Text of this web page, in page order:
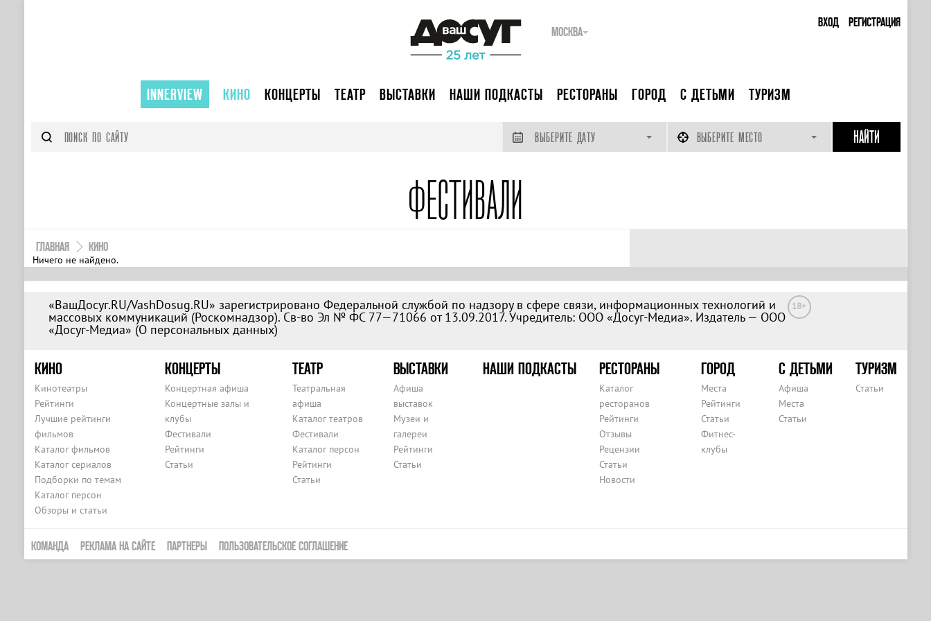
ВХОД РЕГИСТРАЦИЯ
МОСКВА
INNERVIEW КИНО КОНЦЕРТЫ ТЕАТР ВЫСТАВКИ НАШИ ПОДКАСТЫ РЕСТОРАНЫ ГОРОД С ДЕТЬМИ ТУРИЗМ
ВЫБЕРИТЕ ДАТУ ВЫБЕРИТЕ МЕСТО
ФЕСТИВАЛИ
ГЛАВНАЯ КИНО
Ничего не найдено.
«ВашДосуг.RU/VashDosug.RU» зарегистрировано Федеральной службой по надзору в сфере связи, информационных технологий и
массовых коммуникаций (Роскомнадзор). Св-во Эл № ФС 77—71066 от 13.09.2017. Учредитель: ООО «Досуг-Медиа». Издатель — ООО
«Досуг-Медиа» (О персональных данных)
18+
КИНО
Кинотеатры
Рейтинги
Лучшие рейтинги
фильмов
Каталог фильмов
Каталог сериалов
Подборки по темам
Каталог персон
Обзоры и статьи
КОНЦЕРТЫ
Концертная афиша
Концертные залы и
клубы
Фестивали
Рейтинги
Статьи
ТЕАТР
Театральная
афиша
Каталог театров
Фестивали
Каталог персон
Рейтинги
Статьи
ВЫСТАВКИ
Афиша
выставок
Музеи и
галереи
Рейтинги
Статьи
НАШИ ПОДКАСТЫ РЕСТОРАНЫ
Каталог
ресторанов
Рейтинги
Отзывы
Рецензии
Статьи
Новости
ГОРОД
Места
Рейтинги
Статьи
Фитнес-
клубы
С ДЕТЬМИ
Афиша
Места
Статьи
ТУРИЗМ
Статьи
КОМАНДА РЕКЛАМА НА САЙТЕ ПАРТНЕРЫ ПОЛЬЗОВАТЕЛЬСКОЕ СОГЛАШЕНИЕ